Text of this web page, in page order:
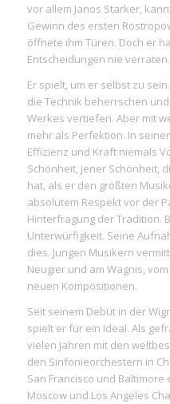
vor allem Janos Starker,
Gewinn des ersten
öffnete ihm Türen. Doch er
Entscheidungen nie verraten.
Er spielt, um er selbst zu
die Technik beherrschen
Werkes vertiefen. Aber mit
mehr als Perfektion. In
Effizienz und Kraft niemals
Schönheit, jener Schönheit,
hat, als er den größten
absolutem Respekt vor der
Hinterfragung der Tradition.
Unterwürfigkeit. Seine
dies. Jungen Musikern
Neugier und am Wagnis,
neuen Kompositionen.
Seit seinem Debüt in der
spielt er für ein Ideal. Als
vielen Jahren mit den
den Sinfonieorchestern in
San Francisco und Baltimore
Moscow und Los Angeles